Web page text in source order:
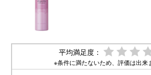
平均満足度：
※条件に満たないため、評価は出来